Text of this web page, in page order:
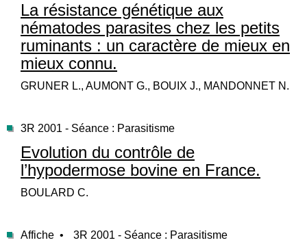
La résistance génétique aux
nématodes parasites chez les petits
ruminants : un caractère de mieux en
mieux connu.
GRUNER L., AUMONT G., BOUIX J., MANDONNET N.
3R 2001 - Séance : Parasitisme
Evolution du contrôle de
l’hypodermose bovine en France.
BOULARD C.
Affiche • 3R 2001 - Séance : Parasitisme